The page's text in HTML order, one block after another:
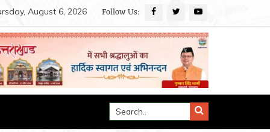
August 6, 2026 Follow Us: